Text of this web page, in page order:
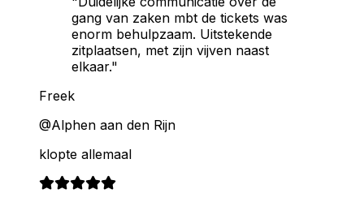
gang van zaken mbt de tickets was
enorm behulpzaam. Uitstekende
zitplaatsen, met zijn vijven naast
elkaar."
Freek
@Alphen aan den Rijn
klopte allemaal